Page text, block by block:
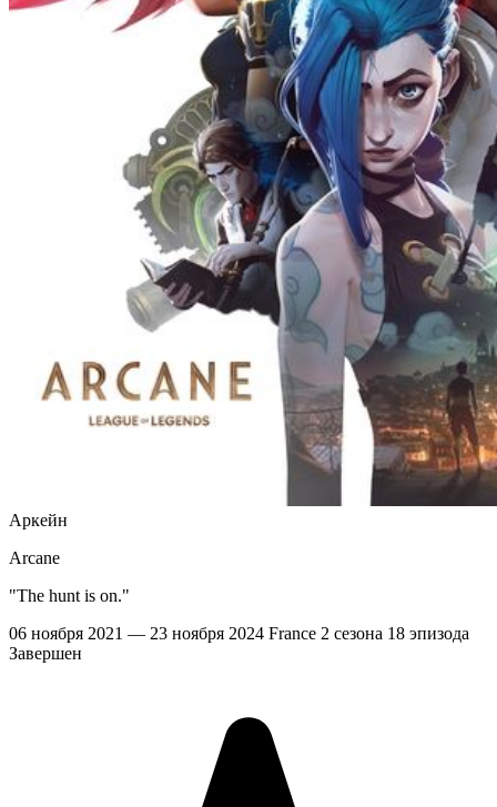
Аркейн
Arcane
"The hunt is on."
06 ноября 2021 — 23 ноября 2024 France 2 сезона 18 эпизода
Завершен